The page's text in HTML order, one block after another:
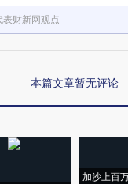
财新网观点
本篇文章暂无评论
加沙上百